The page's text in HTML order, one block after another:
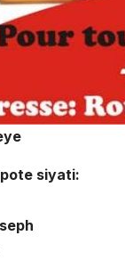
siyati: